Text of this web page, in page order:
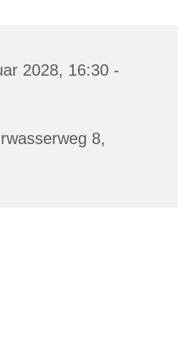
2028, 16:30 -
8,